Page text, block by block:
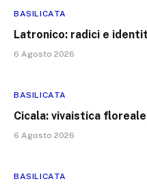
BASILICATA
Latronico: radici e
6 Agosto 2026
BASILICATA
Cicala: vivaistica
6 Agosto 2026
BASILICATA